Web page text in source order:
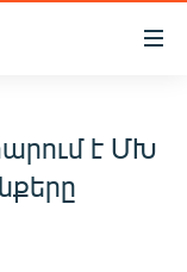
է ՄԽ